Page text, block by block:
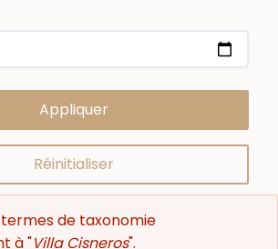
0 résultat
de taxonomie
à "Villa Cisneros".